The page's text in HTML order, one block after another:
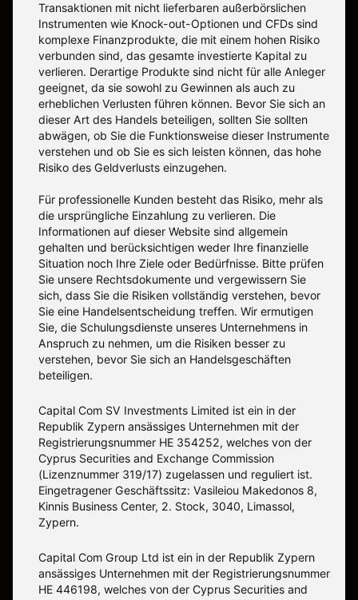
Transaktionen mit nicht lieferbaren außerbörslichen
Instrumenten wie Knock-out-Optionen und CFDs sind
komplexe Finanzprodukte, die mit einem hohen Risiko
verbunden sind, das gesamte investierte Kapital zu
verlieren. Derartige Produkte sind nicht für alle Anleger
geeignet, da sie sowohl zu Gewinnen als auch zu
erheblichen Verlusten führen können. Bevor Sie sich an
dieser Art des Handels beteiligen, sollten Sie sollten
abwägen, ob Sie die Funktionsweise dieser Instrumente
verstehen und ob Sie es sich leisten können, das hohe
Risiko des Geldverlusts einzugehen.
Für professionelle Kunden besteht das Risiko, mehr als
die ursprüngliche Einzahlung zu verlieren. Die
Informationen auf dieser Website sind allgemein
gehalten und berücksichtigen weder Ihre finanzielle
Situation noch Ihre Ziele oder Bedürfnisse. Bitte prüfen
Sie unsere Rechtsdokumente und vergewissern Sie
sich, dass Sie die Risiken vollständig verstehen, bevor
Sie eine Handelsentscheidung treffen. Wir ermutigen
Sie, die Schulungsdienste unseres Unternehmens in
Anspruch zu nehmen, um die Risiken besser zu
verstehen, bevor Sie sich an Handelsgeschäften
beteiligen.
Capital Com SV Investments Limited ist ein in der
Republik Zypern ansässiges Unternehmen mit der
Registrierungsnummer HE 354252, welches von der
Cyprus Securities and Exchange Commission
(Lizenznummer 319/17) zugelassen und reguliert ist.
Eingetragener Geschäftssitz: Vasileiou Makedonos 8,
Kinnis Business Center, 2. Stock, 3040, Limassol,
Zypern.
Capital Com Group Ltd ist ein in der Republik Zypern
ansässiges Unternehmen mit der Registrierungsnummer
ΗΕ 446198, welches von der Cyprus Securities and